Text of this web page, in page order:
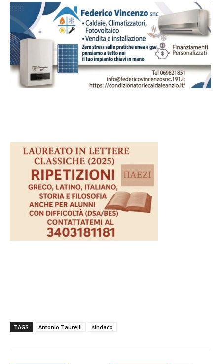
TAGS Antonio Taurelli sindaco